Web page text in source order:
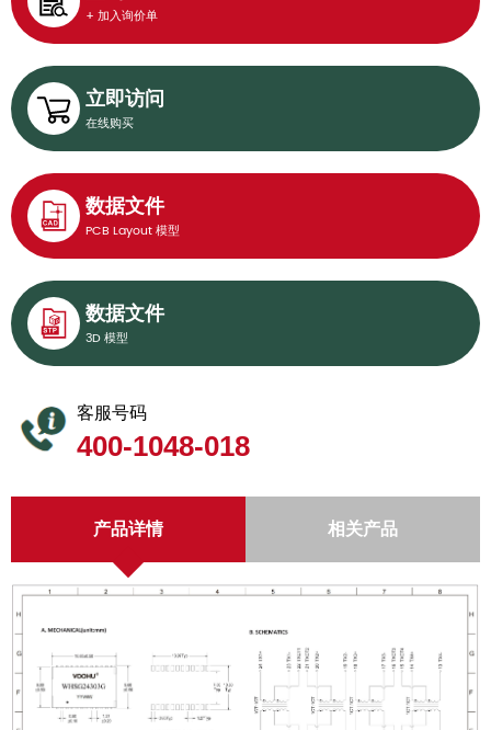
+ 加入询价单
立即访问
在线购买
数据文件
PCB Layout 模型
数据文件
3D 模型
客服号码
400-1048-018
产品详情 相关产品